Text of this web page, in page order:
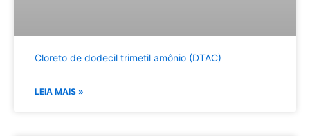
Cloreto de dodecil trimetil amônio (DTAC)
LEIA MAIS »